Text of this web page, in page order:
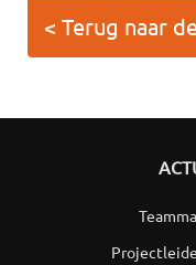
< Terug naar